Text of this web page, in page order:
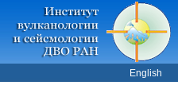
English